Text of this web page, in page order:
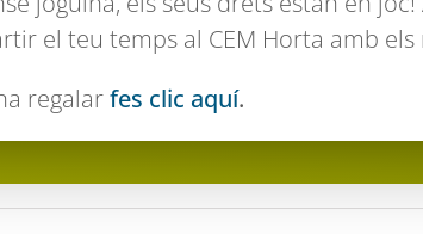
el teu temps al CEM Horta amb els
regalarfes clic aquí.